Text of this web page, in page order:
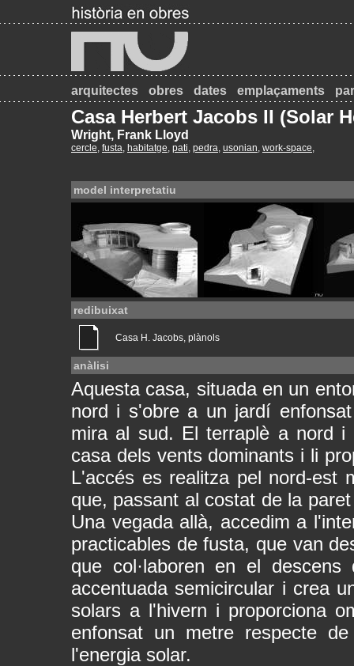
arquitectes obres dates emplaçaments
Casa Herbert Jacobs II (Solar
Wright, Frank Lloyd
cercle, fusta, habitatge, pati, pedra, usonian, work-space,
model interpretatiu
redibuixat
Casa H. Jacobs, plànols
anàlisi
Aquesta casa, situada en un
nord i s'obre a un jardí
mira al sud. El terraplè a nord
casa dels vents dominants i li
L'accés es realitza pel nord-est
que, passant al costat de la
Una vegada allà, accedim a
practicables de fusta, que van
que col·laboren en el
accentuada semicircular i crea
solars a l'hivern i proporciona
enfonsat un metre respecte
l'energia solar.